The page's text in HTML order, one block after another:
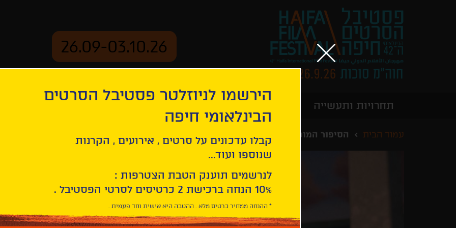
26.09-03.10.26
תחרויות ותעשייה
עמוד הבית הסיפור המופלא על אגס ענק
הירשמו לניוזלטר פסטיבל הסרטים
הבינלאומי חיפה
קבלו עדכונים על סרטים , אירועים , הקרנות
שנוספו ועוד...
לנרשמים תוענק הטבת הצטרפות :
10% הנחה ברכישת 2 כרטיסים לסרטי הפסטיבל .
* ההנחה ממחיר כרטיס מלא . ההטבה היא אישית וחד פעמית .